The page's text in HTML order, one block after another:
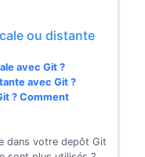
ou distante
avec Git ?
avec Git ?
? Comment
dans votre depôt Git